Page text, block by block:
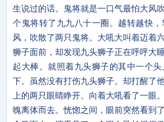
生说过的话。鬼将就是一口气最怕大风
个鬼将转了九九八十一圈。越转越快
风，吹散了两只鬼将。大吼大叫着迈着
狮子面前，却发现九头狮子正在呼呼大
起大棒。就照着九头狮子的其中一个
下。虽然没有打伤九头狮子。却打醒了
上的两只眼睛睁开。向着大吼看了一眼
魄离体而去。恍惚之间，眼前突然看到